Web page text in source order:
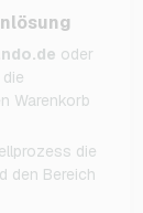
oder
Warenkorb
die
den Bereich